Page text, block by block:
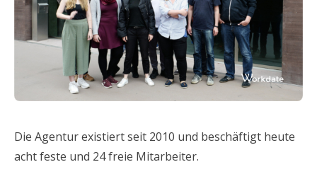
Die Agentur existiert seit 2010 und beschäftigt heute
acht feste und 24 freie Mitarbeiter.